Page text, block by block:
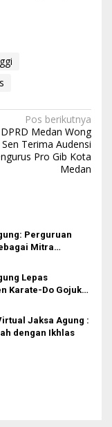
Pos berikutnya
Medan Wong
Terima Audensi
Pro Gib Kota
Medan
Perguruan
Mitra
Hukum dan
Lepas
Karate-Do Gojukai
Japan 2025,
Jaksa Agung :
dengan Ikhlas